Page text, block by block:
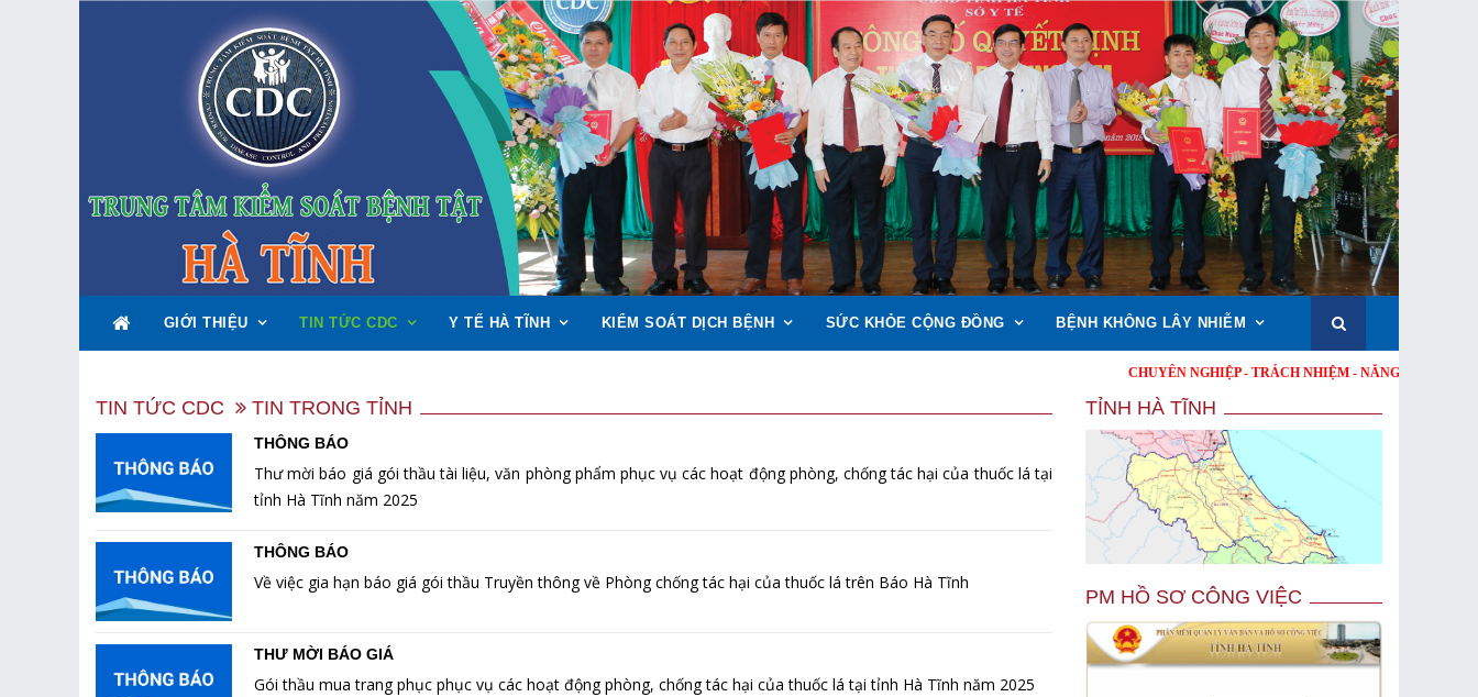
GIỚI THIỆU TIN TỨC CDC Y TẾ HÀ TĨNH KIỂM SOÁT DỊCH BỆNH SỨC KHỎE CỘNG ĐỒNG BỆNH KHÔNG LÂY NHIỄM
CHUYÊN NGHIỆP - TRÁCH NHIỆM - NĂNG ĐỘNG - MINH
TIN TỨC CDC TIN TRONG TỈNH
THÔNG BÁO
Thư mời báo giá gói thầu tài liệu, văn phòng phẩm phục vụ các hoạt động phòng, chống tác hại của thuốc lá tại
tỉnh Hà Tĩnh năm 2025
THÔNG BÁO
Về việc gia hạn báo giá gói thầu Truyền thông về Phòng chống tác hại của thuốc lá trên Báo Hà Tĩnh
THƯ MỜI BÁO GIÁ
Gói thầu mua trang phục phục vụ các hoạt động phòng, chống tác hại của thuốc lá tại tỉnh Hà Tĩnh năm 2025
TỈNH HÀ TĨNH
PM HỒ SƠ CÔNG VIỆC